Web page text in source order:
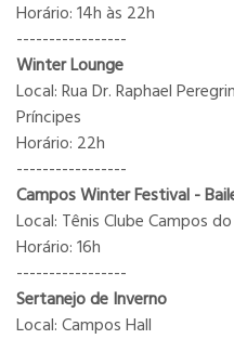
Horário: 14h às 22h
-----------------
Winter Lounge
Local: Rua Dr. Raphael
Príncipes
Horário: 22h
-----------------
Campos Winter Festival -
Local: Tênis Clube Campos
Horário: 16h
-----------------
Sertanejo de Inverno
Local: Campos Hall